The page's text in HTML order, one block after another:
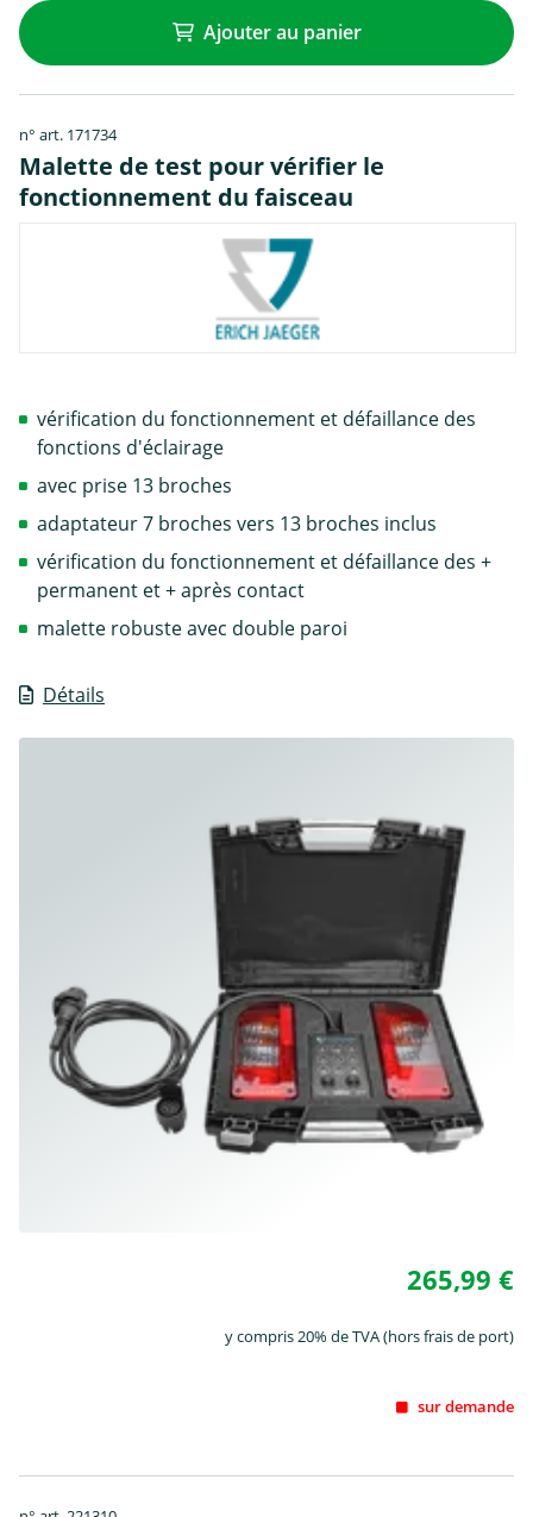
Ajouter au panier
n° art. 171734
Malette de test pour vérifier le
fonctionnement du faisceau
Détails
vérification du fonctionnement et défaillance des
fonctions d'éclairage
avec prise 13 broches
adaptateur 7 broches vers 13 broches inclus
vérification du fonctionnement et défaillance des +
permanent et + après contact
malette robuste avec double paroi
265,99 €
y compris 20% de TVA (hors frais de port)
sur demande